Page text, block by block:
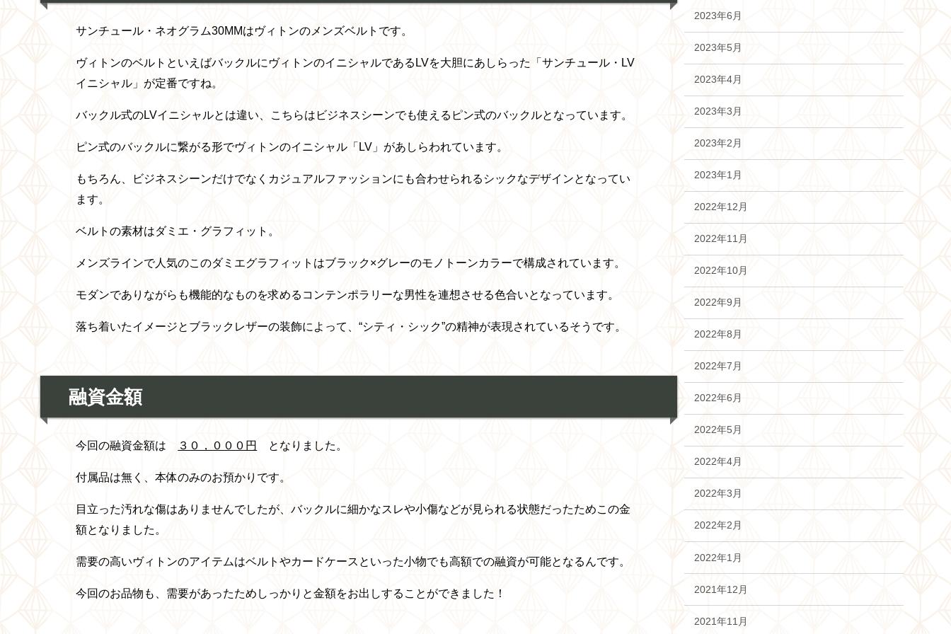
サンチュール・ネオグラム30MMはヴィトンのメンズベルトです。
ヴィトンのベルトといえばバックルにヴィトンのイニシャルであるLVを大胆にあしらった「サンチュール・LV
イニシャル」が定番ですね。
バックル式のLVイニシャルとは違い、こちらはビジネスシーンでも使えるピン式のバックルとなっています。
ピン式のバックルに繋がる形でヴィトンのイニシャル「LV」があしらわれています。
もちろん、ビジネスシーンだけでなくカジュアルファッションにも合わせられるシックなデザインとなってい
ます。
ベルトの素材はダミエ・グラフィット。
メンズラインで人気のこのダミエグラフィットはブラック×グレーのモノトーンカラーで構成されています。
モダンでありながらも機能的なものを求めるコンテンポラリーな男性を連想させる色合いとなっています。
落ち着いたイメージとブラックレザーの装飾によって、“シティ・シック”の精神が表現されているそうです。
融資金額
今回の融資金額は ３０，０００円 となりました。
付属品は無く、本体のみのお預かりです。
目立った汚れな傷はありませんでしたが、バックルに細かなスレや小傷などが見られる状態だったためこの金
額となりました。
需要の高いヴィトンのアイテムはベルトやカードケースといった小物でも高額での融資が可能となるんです。
今回のお品物も、需要があったためしっかりと金額をお出しすることができました！
2023年6月
2023年5月
2023年4月
2023年3月
2023年2月
2023年1月
2022年12月
2022年11月
2022年10月
2022年9月
2022年8月
2022年7月
2022年6月
2022年5月
2022年4月
2022年3月
2022年2月
2022年1月
2021年12月
2021年11月